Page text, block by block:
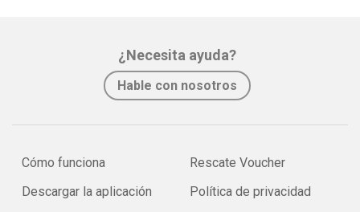
¿Necesita ayuda?
Hable con nosotros
Cómo funciona
Descargar la aplicación
Rescate Voucher
Política de privacidad